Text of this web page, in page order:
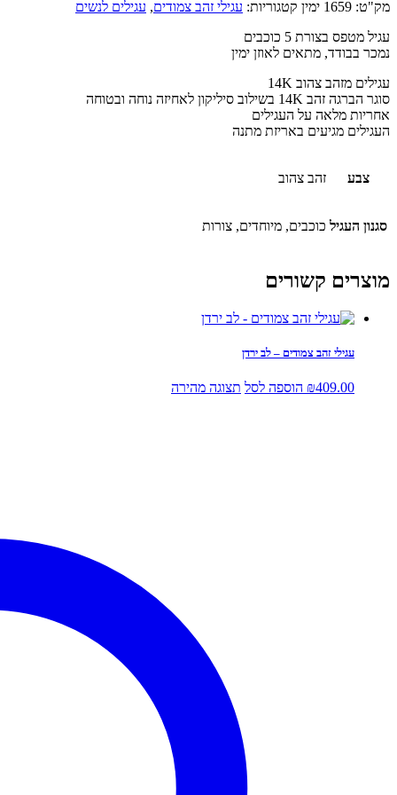
מק"ט: 1659 ימין קטגוריות: עגילי זהב צמודים, עגילים לנשים
עגיל מטפס בצורת 5 כוכבים
נמכר בבודד, מתאים לאוזן ימין
עגילים מזהב צהוב 14K
סוגר הברגה זהב 14K בשילוב סיליקון לאחיזה נוחה ובטוחה
אחריות מלאה על העגילים
העגילים מגיעים באריזת מתנה
צבע זהב צהוב
סגנון העגיל כוכבים, מיוחדים, צורות
מוצרים קשורים
עגילי זהב צמודים – לב ירדן
₪409.00 הוספה לסל תצוגה מהירה